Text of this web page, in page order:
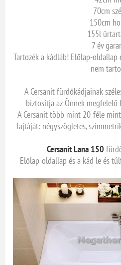
70cm
150cm
155l
7 év
Tartozék a kádláb! Előlap-
nem
A Cersanit fürdőkádjainak
biztosítja az Önnek megfelelő
A Cersanit több mint 20-féle
fajtáját: négyszögletes,
Cersanit Lana 150
Előlap-oldallap és a kád le és